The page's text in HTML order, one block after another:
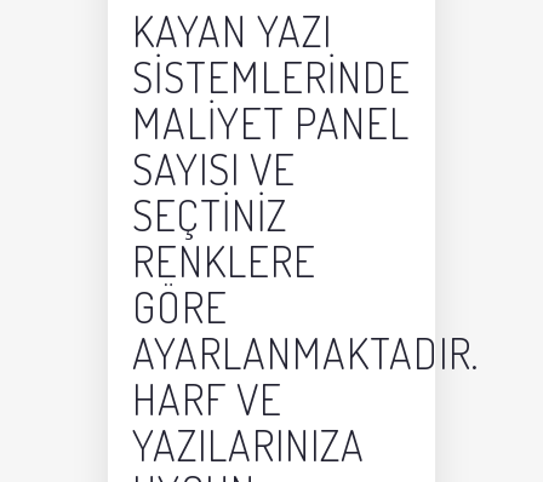
KAYAN YAZI
SISTEMLERINDE
MALIYET PANEL
SAYISI VE
SEÇTINIZ
RENKLERE
GÖRE
AYARLANMAKTADIR.
HARF VE
YAZILARINIZA